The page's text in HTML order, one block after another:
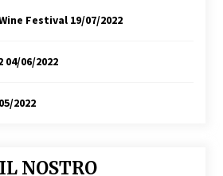
Festival 19/07/2022
04/06/2022
2022
NOSTRO